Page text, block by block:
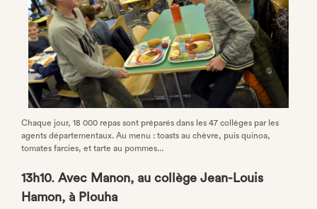
Chaque jour, 18 000 repas sont préparés dans les 47 collèges par les
agents départementaux. Au menu : toasts au chèvre, puis quinoa,
tomates farcies, et tarte au pommes...
13h10. Avec Manon, au collège Jean-Louis
Hamon, à Plouha